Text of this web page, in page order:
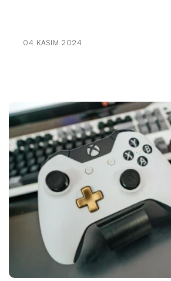
Ankara Internet Sitesi Tasarımı
Kaliteli Web Tasarım Hizmetleri
Kahramanmaraş Profesyonel
Dünyasında Öne Çıkmak İçin
Ankara İnternet Web Sitesi ve SEO
Kahramanmaraş'ta Kişisel Web
Önemi ve Yararları
Konya Modern Web Sitesi: Şehrin
Dünyasındaki Yansımaları
04 KASIM 2024